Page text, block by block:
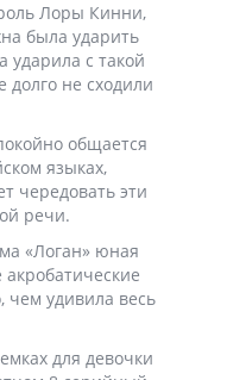
Лоры Кинни,
была ударить
ударила с такой
долго не сходили
общается
языках,
чередовать эти
речи.
«Логан» юная
чем удивила весь
для девочки